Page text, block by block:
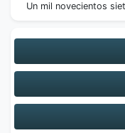
Un mil novecientos